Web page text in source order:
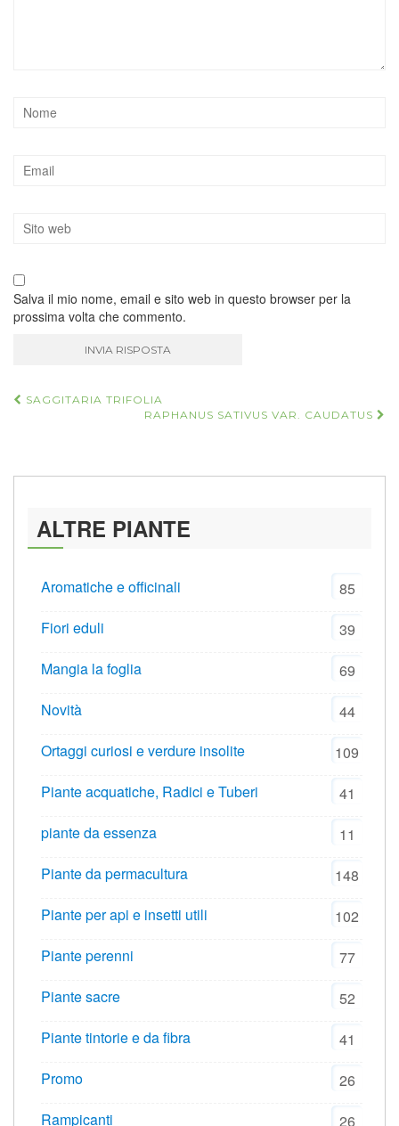
Salva il mio nome, email e sito web in questo browser per la
prossima volta che commento.
Navigazione
SAGGITARIA TRIFOLIA
RAPHANUS SATIVUS VAR. CAUDATUS
ALTRE PIANTE
Aromatiche e officinali
85
Fiori eduli
39
Mangia la foglia
69
Novità
44
Ortaggi curiosi e verdure insolite
109
Piante acquatiche, Radici e Tuberi
41
piante da essenza
11
Piante da permacultura
148
Piante per api e insetti utili
102
Piante perenni
77
Piante sacre
52
Piante tintorie e da fibra
41
Promo
26
Rampicanti
26